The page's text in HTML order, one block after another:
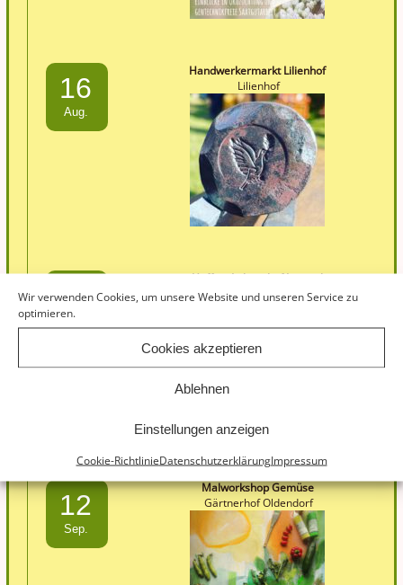
Wir verwenden Cookies, um unsere Website und unseren Service zu
optimieren.
Cookies akzeptieren
Ablehnen
Einstellungen anzeigen
Cookie-RichtlinieDatenschutzerklärungImpressum
16
Aug.
Handwerkermarkt Lilienhof
Lilienhof
30
Aug.
Hoffest Lebenshof Lunetal
Lebenshof Lunetal
12
Sep.
Malworkshop Gemüse
Gärtnerhof Oldendorf